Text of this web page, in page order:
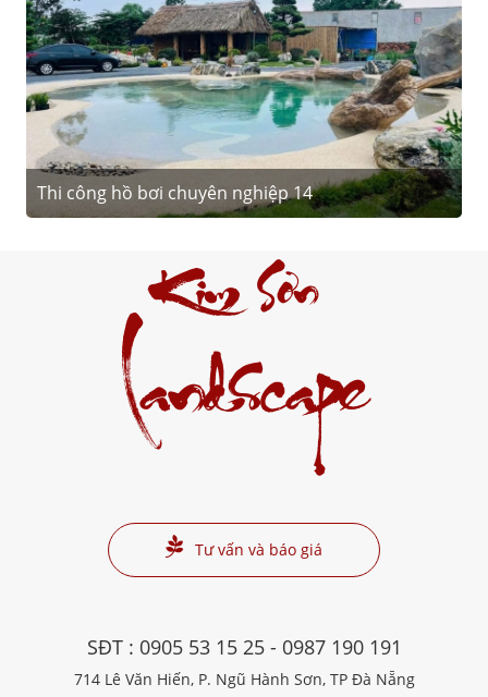
Thi công hồ bơi chuyên nghiệp 14
Kim Sơn
Landscape
Tư vấn và báo giá
SĐT : 0905 53 15 25- 0987 190 191
714 Lê Văn Hiến, P. Ngũ Hành Sơn, TP Đà Nẵng